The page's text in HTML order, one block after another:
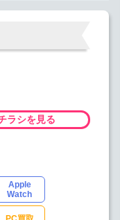
ラシを見る
Apple
Watch